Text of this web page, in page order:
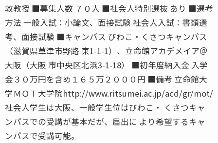
敦教授 ■募集人数 ７０人 ■社会人特別選抜 あり ■選考
方法 一般入試：小論文、面接試験 社会人入試：書類選
考、面接試験 ■キャンパス びわこ・くさつキャンパス
（滋賀県草津市野路 東1-1-1）、立命館アカデメイア＠
大阪（大阪 市中央区北浜3-1-18） ■初年度納入金 入学
金３０万円を含め１６５万２０００円 ■備考 立命館大
学ＭＯＴ大学院http://www.ritsumei.ac.jp/acd/gr/mot/
社会人学生は大阪、一般学生位はびわこ・ くさつキャ
ンパスでの受講が基本だが、届出に より希望するキャ
ンパスで受講可能。